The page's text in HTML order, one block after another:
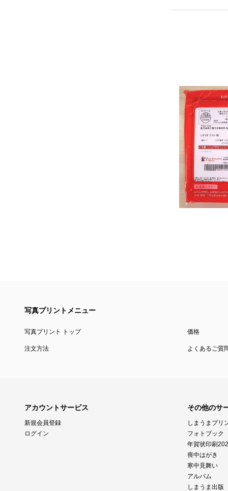
写真プリントメニュー
写真プリント トップ 価格
注文方法 よくあるご質
アカウントサービス
新規会員登録
ログイン
その他のサ
しまうまプリ
フォトブック
年賀状印刷
喪中はがき
寒中見舞い
アルバム
しまうま出版